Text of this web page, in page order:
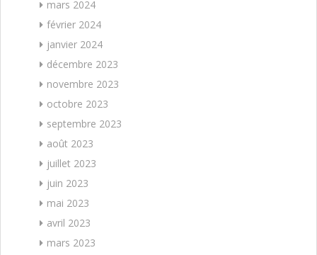
mars 2024
février 2024
janvier 2024
décembre 2023
novembre 2023
octobre 2023
septembre 2023
août 2023
juillet 2023
juin 2023
mai 2023
avril 2023
mars 2023